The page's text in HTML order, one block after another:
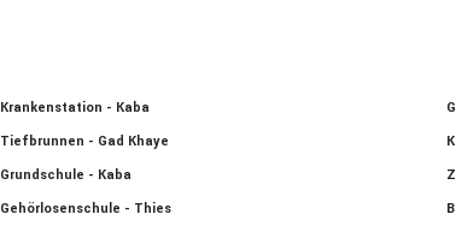
Krankenstation - Kaba
Tiefbrunnen - Gad Khaye
Grundschule - Kaba
Gehörlosenschule - Thies